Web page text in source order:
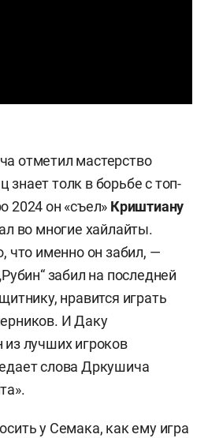
отметил мастерство
толк в борьбе с топ-
2024 он «съел» Криштиану
во многие хайлайты.
что именно он забил, —
забил на последней
нравится играть
И Даку
из лучших игроков
слова Дркушича
у Семака, как ему игра